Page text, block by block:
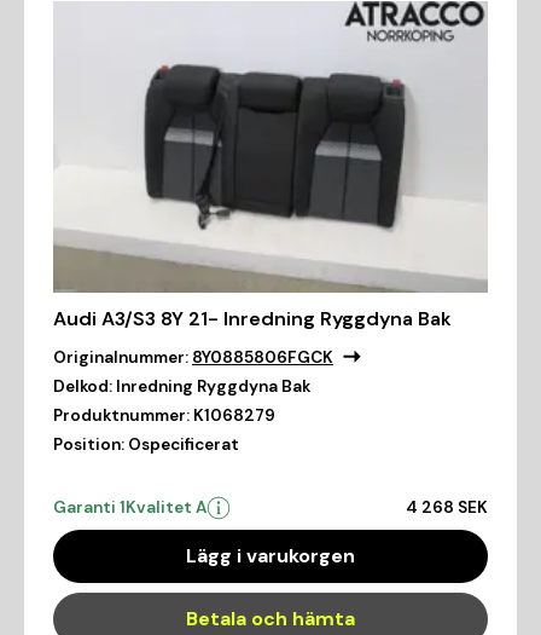
Audi A3/S3 8Y 21- Inredning Ryggdyna Bak
Originalnummer: 8Y0885806FGCK
Delkod: Inredning Ryggdyna Bak
Produktnummer: K1068279
Position: Ospecificerat
Garanti 1Kvalitet A 4 268 SEK
Lägg i varukorgen
Betala och hämta